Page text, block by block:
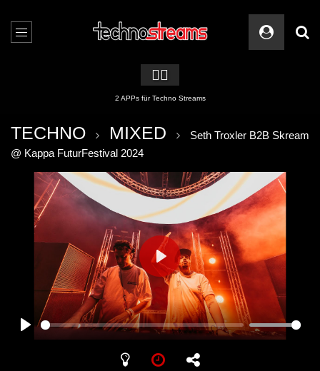
🏳️‍🌈
2 APPs für Techno Streams
TECHNO MIXED
Seth Troxler B2B Skream
@ Kappa FuturFestival 2024
PLAY
PLAY